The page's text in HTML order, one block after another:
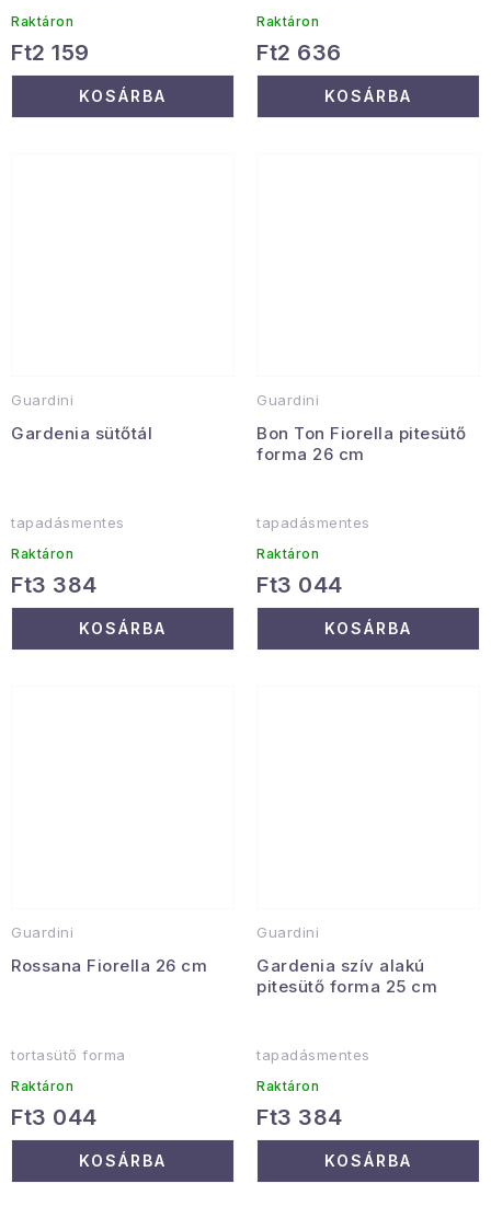
Raktáron
Ft2 159
KOSÁRBA
Raktáron
Ft2 636
KOSÁRBA
Guardini
Gardenia sütőtál
tapadásmentes
Raktáron
Ft3 384
KOSÁRBA
Guardini
Bon Ton Fiorella pitesütő
forma 26 cm
tapadásmentes
Raktáron
Ft3 044
KOSÁRBA
Guardini
Rossana Fiorella 26 cm
tortasütő forma
Raktáron
Ft3 044
KOSÁRBA
Guardini
Gardenia szív alakú
pitesütő forma 25 cm
tapadásmentes
Raktáron
Ft3 384
KOSÁRBA